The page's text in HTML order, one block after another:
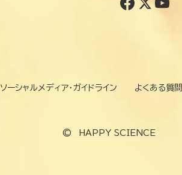
ソーシャルメディア・ガイドライン よくある質問
© HAPPY SCIENCE